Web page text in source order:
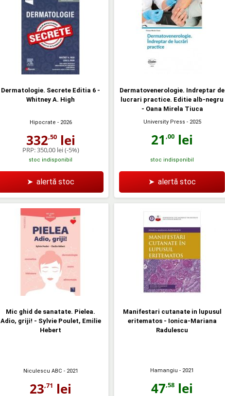
Dermatologie. Secrete Editia 6 -
Whitney A. High
Hipocrate - 2026
332,50lei
PRP:350,00 lei(-5%)
stoc indisponibil
➤ alertă stoc
Dermatovenerologie. Indreptar de
lucrari practice. Editie alb-negru
- Oana Mirela Tiuca
University Press - 2025
21 ,00 lei
stoc indisponibil
➤ alertă stoc
Mic ghid de sanatate. Pielea.
Adio, griji! - Sylvie Poulet, Emilie
Hebert
Niculescu ABC - 2021
23,71 lei
Manifestari cutanate in lupusul
eritematos - Ionica-Mariana
Radulescu
Hamangiu - 2021
47,58 lei